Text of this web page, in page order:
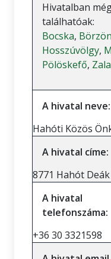
Hivatalban
találhatóak:
Bocska,
Hosszúvölgy,
Pölöskefő,
A hivatal neve:
Hahóti Közös
A hivatal címe:
8771 Hahót Deák
A hivatal
telefonszáma:
+36 30 3321598